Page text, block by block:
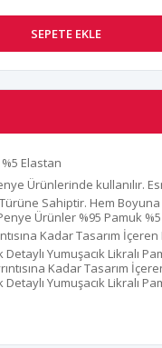
SEPETE EKLE
Elastan
Ürünlerinde kullanılır.
Sahiptir. Hem
Ürünler %95 Pamuk
Kadar Tasarım
Yumuşacık Likralı
Kadar Tasarım
Yumuşacık Likralı